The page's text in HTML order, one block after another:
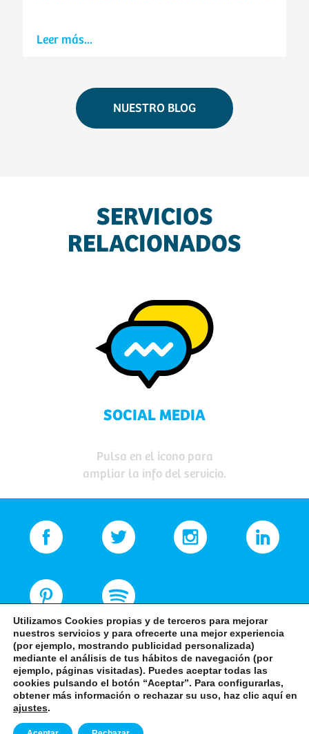
Leer más...
NUESTRO BLOG
SERVICIOS
RELACIONADOS
SOCIAL MEDIA
Pulsa en el icono para
ampliar la info del servicio.
Utilizamos Cookies propias y de terceros para mejorar
nuestros servicios y para ofrecerte una mejor experiencia
(por ejemplo, mostrando publicidad personalizada)
mediante el análisis de tus hábitos de navegación (por
ejemplo, páginas visitadas). Puedes aceptar todas las
cookies pulsando el botón “Aceptar”. Para configurarlas,
obtener más información o rechazar su uso, haz clic aquí en
ajustes.